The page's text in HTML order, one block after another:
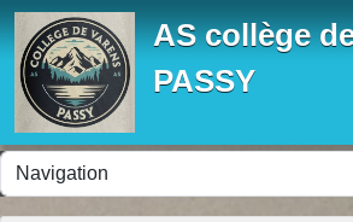
AS collège
PASSY
Panneau de gestion des cookies